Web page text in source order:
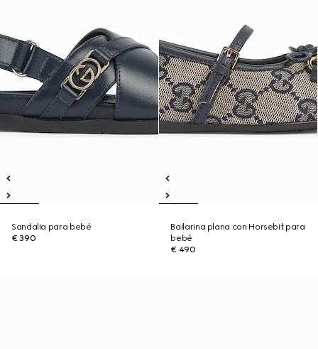
Sandalia para bebé
€ 390
Bailarina plana con Horsebit para
bebé
€ 490